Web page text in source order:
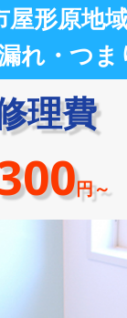
屋形原地
れ・つま
理費
円～